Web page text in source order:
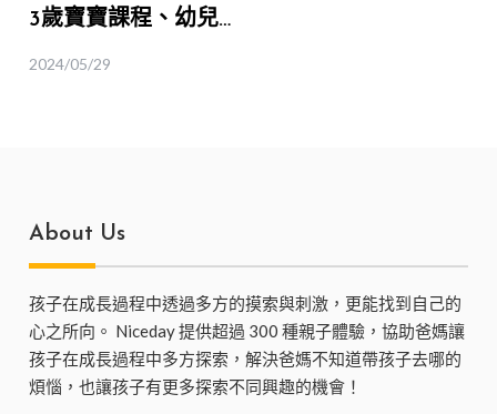
3歲寶寶課程、幼兒
推薦體驗｜五感體
2024/05/29
About Us
孩子在成長過程中透過多方的摸索與刺激，更能找到自己的
心之所向。 Niceday 提供超過 300 種親子體驗，協助爸媽讓
孩子在成長過程中多方探索，解決爸媽不知道帶孩子去哪的
煩惱，也讓孩子有更多探索不同興趣的機會！